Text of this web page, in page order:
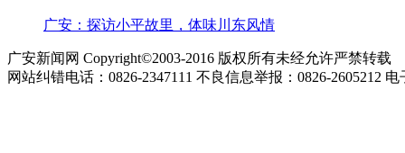
广安：探访小平故里，体味川东风情
广安新闻网 Copyright©2003-2016 版权所有未经允许严禁转载
网站纠错电话：0826-2347111 不良信息举报：0826-2605212